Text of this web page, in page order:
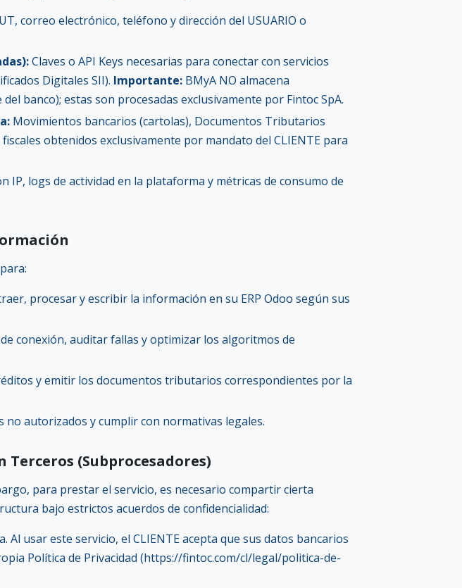
correo electrónico, teléfono y dirección del USUARIO o
Claves o API Keys necesarias para conectar con servicios
Digitales SII). Importante: BMyA NO almacena
banco); estas son procesadas exclusivamente por Fintoc SpA.
Movimientos bancarios (cartolas), Documentos Tributarios
obtenidos exclusivamente por mandato del CLIENTE para
IP, logs de actividad en la plataforma y métricas de consumo de
procesar y escribir la información en su ERP Odoo según sus
conexión, auditar fallas y optimizar los algoritmos de
y emitir los documentos tributarios correspondientes por la
no autorizados y cumplir con normativas legales.
Terceros (Subprocesadores)
para prestar el servicio, es necesario compartir cierta
bajo estrictos acuerdos de confidencialidad:
Al usar este servicio, el CLIENTE acepta que sus datos bancarios
Política de Privacidad (https://fintoc.com/cl/legal/politica-de-